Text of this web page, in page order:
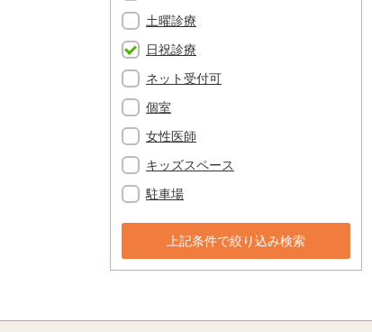
土曜診療
日祝診療
ネット受付可
個室
女性医師
キッズスペース
駐車場
上記条件で絞り込み検索